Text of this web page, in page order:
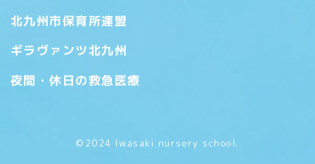
北九州市保育所連盟
ギラヴァンツ北九州
夜間・休日の救急医療
©2024 Iwasaki nursery school.